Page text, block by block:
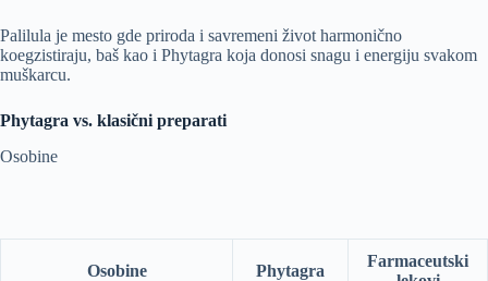
Palilula je mesto gde priroda i savremeni život harmonično
koegzistiraju, baš kao i Phytagra koja donosi snagu i energiju svakom
muškarcu.
Phytagra vs. klasični preparati
Osobine
Osobine Phytagra
Farmaceutski